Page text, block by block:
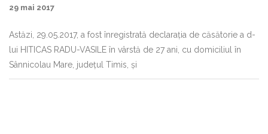
29 mai 2017
Astăzi, 29.05.2017, a fost înregistrată declaraţia de căsătorie a d-
lui HITICAS RADU-VASILE în vârstă de 27 ani, cu domiciliul în
Sânnicolau Mare, judeţul Timis, şi